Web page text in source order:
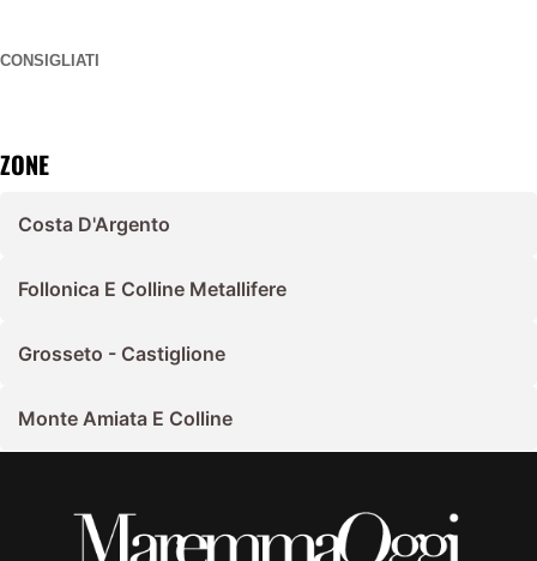
CONSIGLIATI
ZONE
Costa D'Argento
Follonica E Colline Metallifere
Grosseto - Castiglione
Monte Amiata E Colline